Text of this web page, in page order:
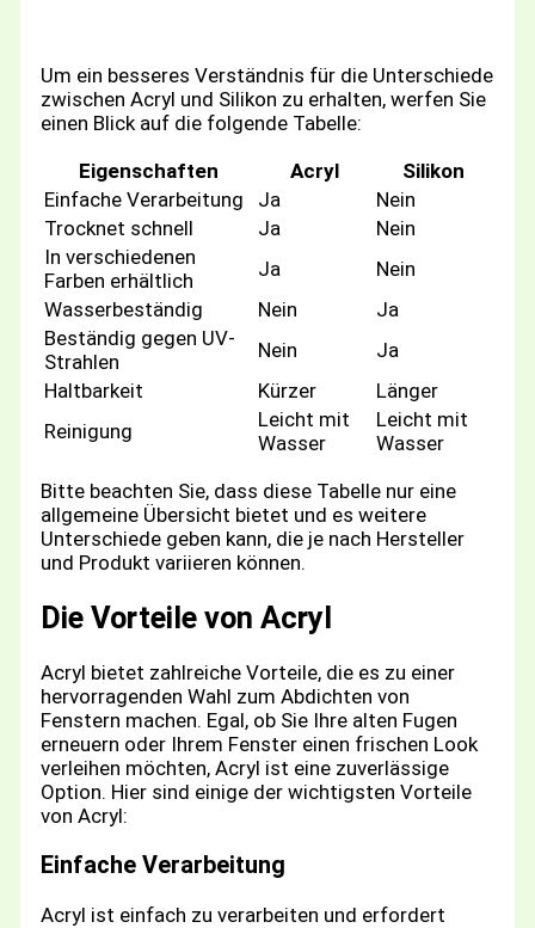
Um ein besseres Verständnis für die Unterschiede
zwischen Acryl und Silikon zu erhalten, werfen Sie
einen Blick auf die folgende Tabelle:
Eigenschaften
Acryl
Silikon
Einfache Verarbeitung
Ja
Nein
Trocknet schnell
Ja
Nein
In verschiedenen
Farben erhältlich
Ja
Nein
Wasserbeständig
Nein
Ja
Beständig gegen UV-
Strahlen
Nein
Ja
Haltbarkeit
Kürzer
Länger
Reinigung
Leicht mit
Wasser
Leicht mit
Wasser
Bitte beachten Sie, dass diese Tabelle nur eine
allgemeine Übersicht bietet und es weitere
Unterschiede geben kann, die je nach Hersteller
und Produkt variieren können.
Die Vorteile von Acryl
Acryl bietet zahlreiche Vorteile, die es zu einer
hervorragenden Wahl zum Abdichten von
Fenstern machen. Egal, ob Sie Ihre alten Fugen
erneuern oder Ihrem Fenster einen frischen Look
verleihen möchten, Acryl ist eine zuverlässige
Option. Hier sind einige der wichtigsten Vorteile
von Acryl:
Einfache Verarbeitung
Acryl ist einfach zu verarbeiten und erfordert